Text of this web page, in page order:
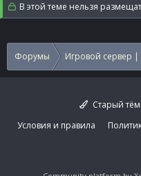
В этой теме нельзя
Форумы Игровой сервер |
Старый
Условия и правила